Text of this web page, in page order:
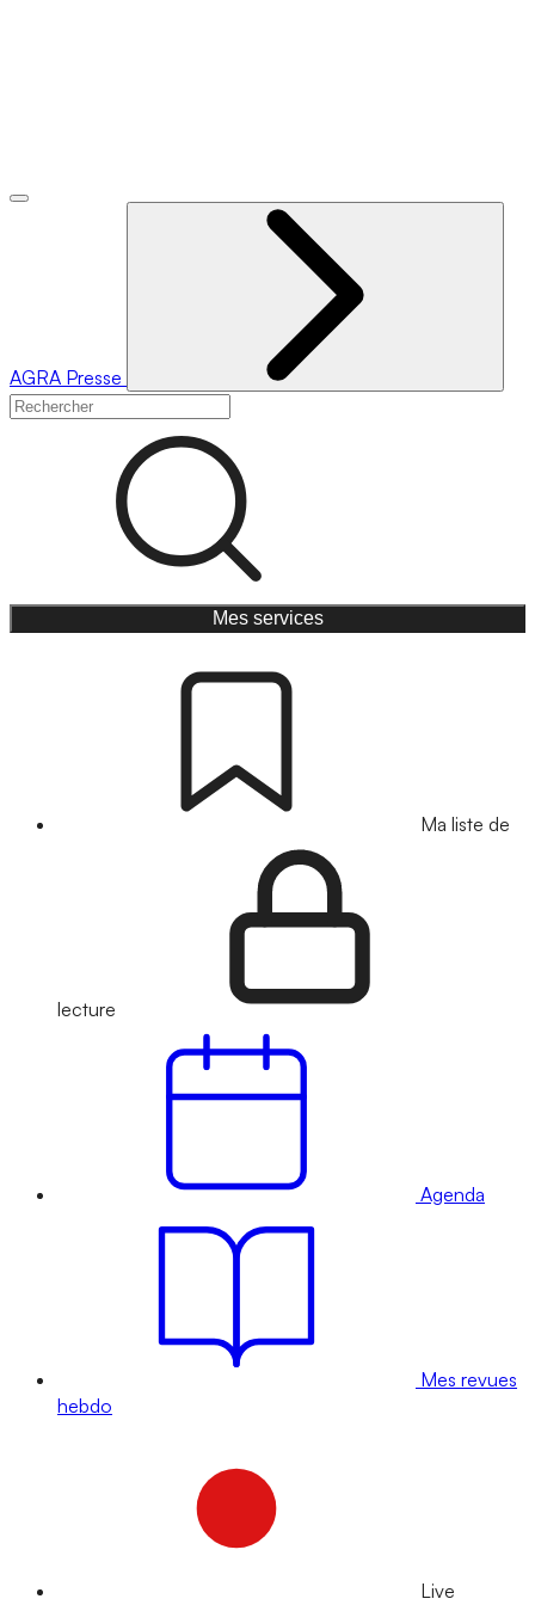
AGRA Presse
Mes services
Ma liste de
lecture
Agenda
Mes revues
hebdo
Live